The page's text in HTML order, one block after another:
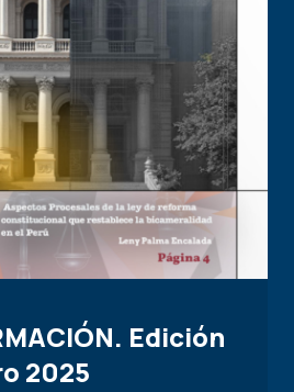
Edición
2025